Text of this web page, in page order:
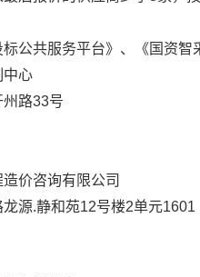
公共服务平台》、《国资
中心
州路33号
价咨询有限公司
源.静和苑12号楼2单元1601